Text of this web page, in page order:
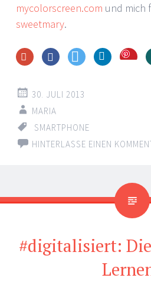
mycolorscreen.com und mich
sweetmary.
30. JULI 2013
MARIA
SMARTPHONE
HINTERLASSE EINEN
#digitalisiert: